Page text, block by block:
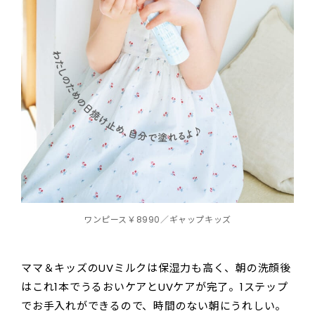
ワンピース￥8990／ギャップキッズ
ママ＆キッズのUVミルクは保湿力も高く、朝の洗顔後
はこれ1本でうるおいケアとUVケアが完了。1ステップ
でお手入れができるので、時間のない朝にうれしい。